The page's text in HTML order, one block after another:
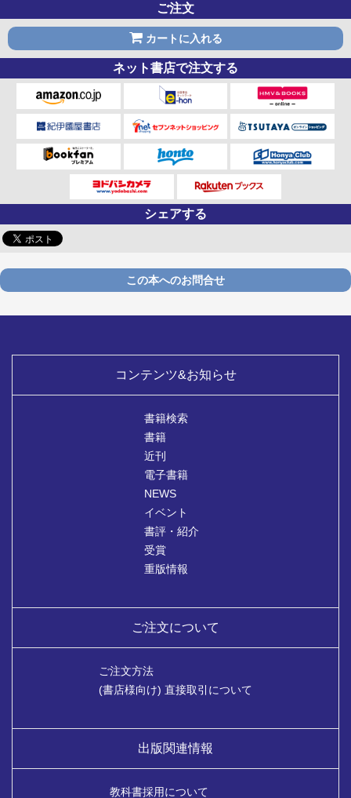
ご注文
カートに入れる
ネット書店で注文する
シェアする
この本へのお問合せ
コンテンツ&お知らせ
書籍検索
書籍
近刊
電子書籍
NEWS
イベント
書評・紹介
受賞
重版情報
ご注文について
ご注文方法
(書店様向け) 直接取引について
出版関連情報
教科書採用について